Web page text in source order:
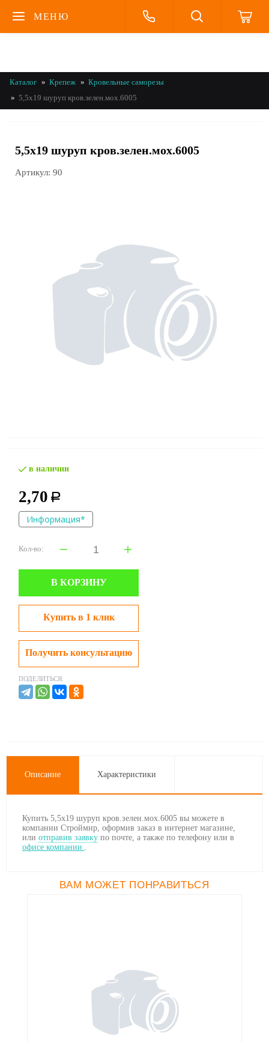
МЕНЮ
Каталог Крепеж
Кровельные саморезы
5,5x19 шуруп кров.зелен.мох.6005
5,5x19 шуруп кров.зелен.мох.6005
Артикул: 90
в наличии
2,70 Р
Информация*
Кол-во:
В КОРЗИНУ
Купить в 1 клик
Получить консультацию
ПОДЕЛИТЬСЯ:
Описание Характеристики
Купить 5,5x19 шуруп кров.зелен.мох.6005 вы можете в
компании Строймир, оформив заказ в интернет магазине,
или отправив заявку по почте, а также по телефону или в
офисе компании .
ВАМ МОЖЕТ ПОНРАВИТЬСЯ